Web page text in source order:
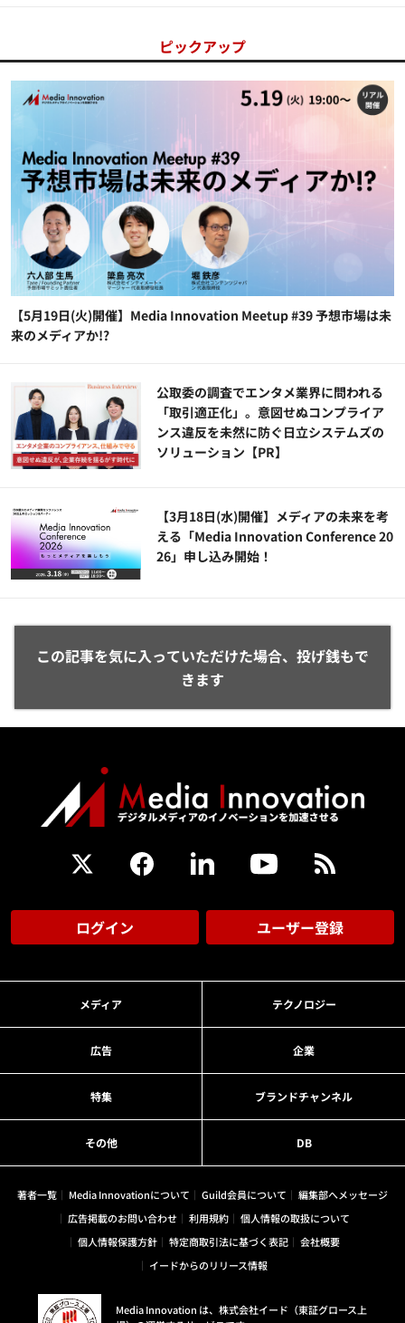
ピックアップ
【5月19日(火)開催】Media Innovation Meetup #39 予想市場は未
来のメディアか!?
公​​取委の調査でエンタメ業界に問われる
「取引適正化」。意図せぬコンプライア
ンス違反を未然に防ぐ日立システムズの
ソリューション​【PR】
【3月18日(水)開催】メディアの未来を考
える「Media Innovation Conference 20
26」申し込み開始！
この記事を気に入っていただけた場合、投げ銭もで
きます
ログイン ユーザー登録
メディア テクノロジー
広告 企業
特集 ブランドチャンネル
その他 DB
著者一覧 Media Innovationについて Guild会員について
編集部へメッセージ
広告掲載のお問い合わせ
利用規約
個人情報の取扱について
個人情報保護方針
特定商取引法に基づく表記
会社概要
イードからのリリース情報
Media Innovation は、株式会社イード（東証グロース上